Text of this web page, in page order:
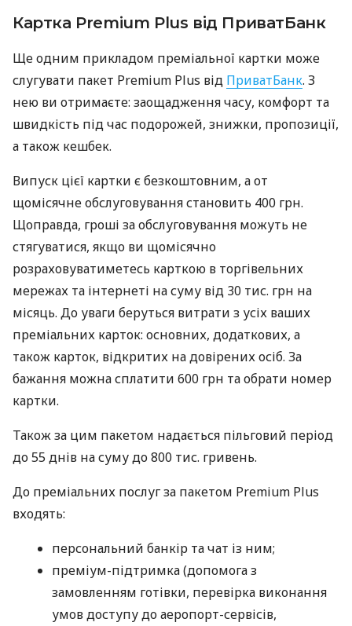
Картка Premium Plus від ПриватБанк
Ще одним прикладом преміальної картки може
слугувати пакет Premium Plus від ПриватБанк. З
нею ви отримаєте: заощадження часу, комфорт та
швидкість під час подорожей, знижки, пропозиції,
а також кешбек.
Випуск цієї картки є безкоштовним, а от
щомісячне обслуговування становить 400 грн.
Щоправда, гроші за обслуговування можуть не
стягуватися, якщо ви щомісячно
розраховуватиметесь карткою в торгівельних
мережах та інтернеті на суму від 30 тис. грн на
місяць. До уваги беруться витрати з усіх ваших
преміальних карток: основних, додаткових, а
також карток, відкритих на довірених осіб. За
бажання можна сплатити 600 грн та обрати номер
картки.
Також за цим пакетом надається пільговий період
до 55 днів на суму до 800 тис. гривень.
До преміальних послуг за пакетом Premium Plus
входять:
персональний банкір та чат із ним;
преміум-підтримка (допомога з
замовленням готівки, перевірка виконання
умов доступу до аеропорт-сервісів,